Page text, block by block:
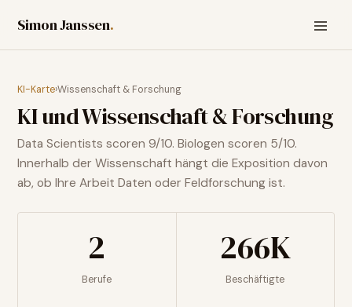
Simon Janssen.
KI-Karte›Wissenschaft & Forschung
KI undWissenschaft & Forschung
Data Scientists scoren 9/10. Biologen scoren 5/10.
Innerhalb der Wissenschaft hängt die Exposition davon
ab, ob Ihre Arbeit Daten oder Feldforschung ist.
2
Berufe
266K
Beschäftigte